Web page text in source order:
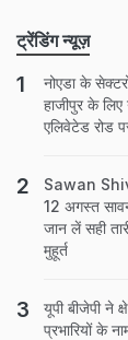
ट्रेंडिंग न्यूज़
नोएडा के
हाजीपुर के
एलिवेटेड रोड
Sawan
12 अगस्त
जान लें सही
मुहूर्त
यूपी बीजेपी ने
प्रभारियों के